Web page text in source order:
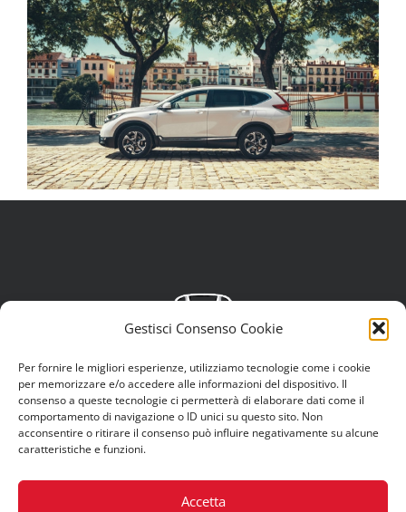
Gestisci Consenso Cookie
Per fornire le migliori esperienze, utilizziamo tecnologie come i cookie
per memorizzare e/o accedere alle informazioni del dispositivo. Il
consenso a queste tecnologie ci permetterà di elaborare dati come il
comportamento di navigazione o ID unici su questo sito. Non
acconsentire o ritirare il consenso può influire negativamente su alcune
caratteristiche e funzioni.
Accetta
2026 | Eclettica S.r.L. |